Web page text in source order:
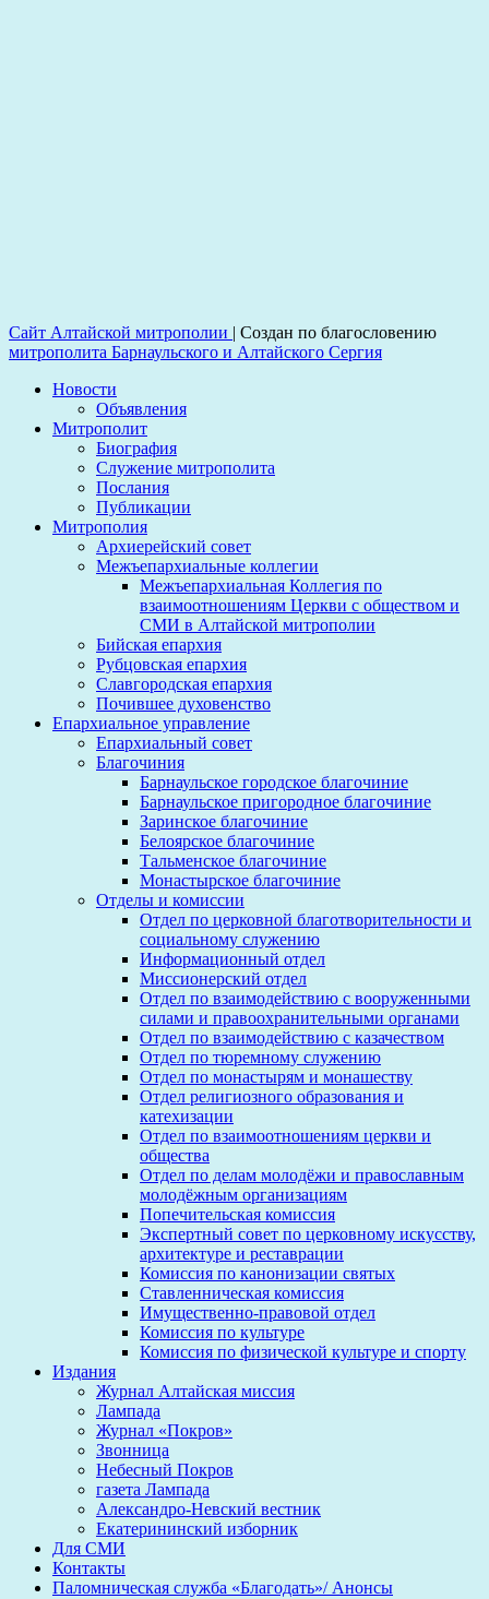
Сайт Алтайской митрополии | Создан по благословению
митрополита Барнаульского и Алтайского Сергия
Новости
Объявления
Митрополит
Биография
Служение митрополита
Послания
Публикации
Митрополия
Архиерейский совет
Межъепархиальные коллегии
Межъепархиальная Коллегия по
взаимоотношениям Церкви с обществом и
СМИ в Алтайской митрополии
Бийская епархия
Рубцовская епархия
Славгородская епархия
Почившее духовенство
Епархиальное управление
Епархиальный совет
Благочиния
Барнаульское городское благочиние
Барнаульское пригородное благочиние
Заринское благочиние
Белоярское благочиние
Тальменское благочиние
Монастырское благочиние
Отделы и комиссии
Отдел по церковной благотворительности и
социальному служению
Информационный отдел
Миссионерский отдел
Отдел по взаимодействию с вооруженными
силами и правоохранительными органами
Отдел по взаимодействию с казачеством
Отдел по тюремному служению
Отдел по монастырям и монашеству
Отдел религиозного образования и
катехизации
Отдел по взаимоотношениям церкви и
общества
Отдел по делам молодёжи и православным
молодёжным организациям
Попечительская комиссия
Экспертный совет по церковному искусству,
архитектуре и реставрации
Комиссия по канонизации святых
Ставленническая комиссия
Имущественно-правовой отдел
Комиссия по культуре
Комиссия по физической культуре и спорту
Издания
Журнал Алтайская миссия
Лампада
Журнал «Покров»
Звонница
Небесный Покров
газета Лампада
Александро-Невский вестник
Екатерининский изборник
Для СМИ
Контакты
Паломническая служба «Благодать»/ Анонсы